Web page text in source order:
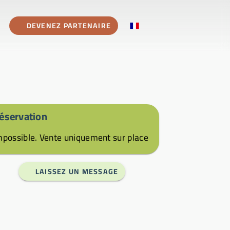
DEVENEZ PARTENAIRE
Vente uniquement sur place
LAISSEZ UN MESSAGE